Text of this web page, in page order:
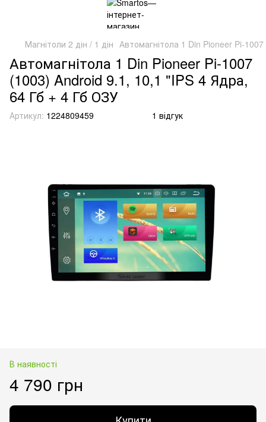
Магнітоли 2 дін / 1 дін Автомагнітола 1 Din Pioneer Pi-
Автомагнітола 1 Din Pioneer Pi-1007
(1003) Android 9.1, 10,1 "IPS 4 Ядра,
64 Гб + 4 Гб ОЗУ
Артикул: 1224809459 1 відгук
В наявності
4 790 грн